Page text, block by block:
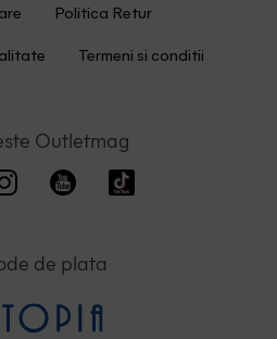
Politica Retur
Termeni si conditii
Outletmag
de plata